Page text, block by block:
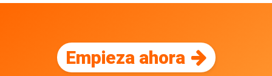
Empieza ahora